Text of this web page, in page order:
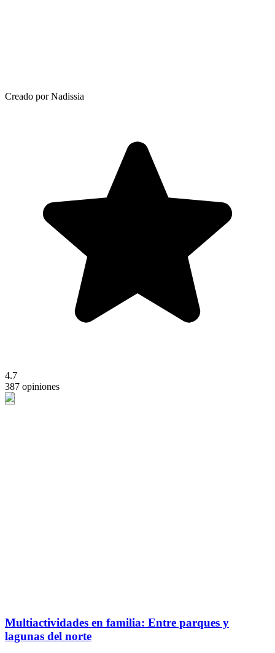
Creado por Nadissia
4.7
387 opiniones
Multiactividades en familia: Entre parques y
lagunas del norte